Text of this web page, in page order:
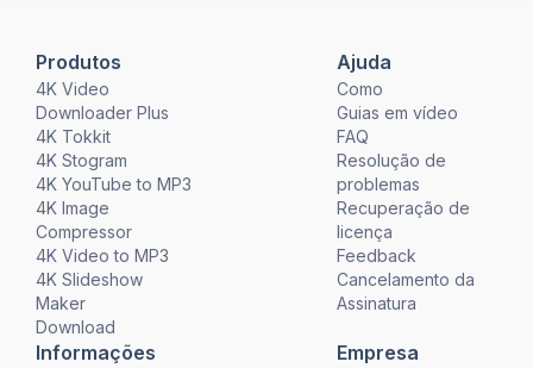
Produtos
4K Video
Downloader Plus
4K Tokkit
4K Stogram
4K YouTube to MP3
4K Image
Compressor
4K Video to MP3
4K Slideshow
Maker
Download
Ajuda
Como
Guias em vídeo
FAQ
Resolução de
problemas
Recuperação de
licença
Feedback
Cancelamento da
Assinatura
Informações
Empresa